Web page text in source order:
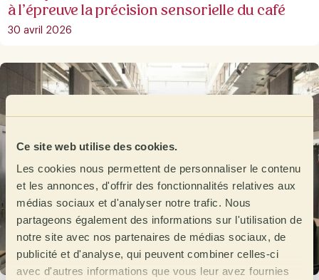
Ce site web utilise des cookies.
Les cookies nous permettent de personnaliser le contenu
et les annonces, d'offrir des fonctionnalités relatives aux
médias sociaux et d'analyser notre trafic. Nous
partageons également des informations sur l'utilisation de
notre site avec nos partenaires de médias sociaux, de
publicité et d'analyse, qui peuvent combiner celles-ci
avec d'autres informations que vous leur avez fournies
à l’épreuve la précision sensorielle du café
30 avril 2026